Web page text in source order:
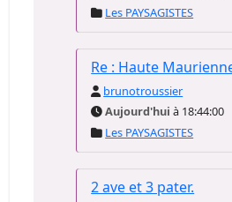
Les PAYSAGISTES
Re : Haute
brunotroussier
Aujourd'hui à 18:44:00
Les PAYSAGISTES
2 ave et 3 pater.